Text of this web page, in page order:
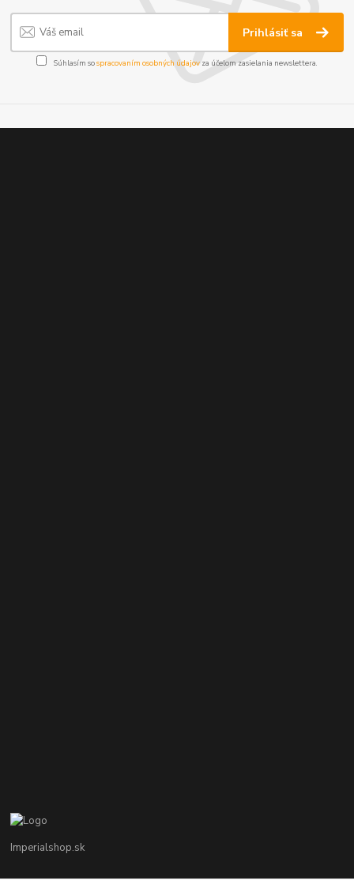
Prihlásiť sa
Súhlasím sospracovaním osobných údajov za účelom zasielania newslettera.
Imperialshop.sk